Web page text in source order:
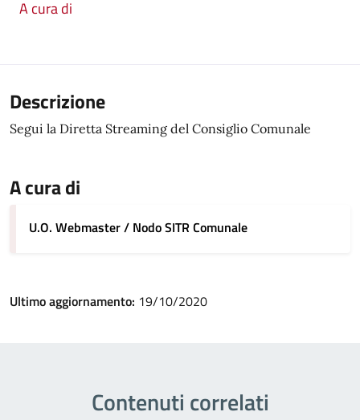
A cura di
Descrizione
Segui la Diretta Streaming del Consiglio Comunale
A cura di
U.O. Webmaster / Nodo SITR Comunale
Ultimo aggiornamento: 19/10/2020
Contenuti correlati